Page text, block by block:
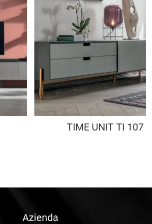
TIME UNIT TI 107
Azienda